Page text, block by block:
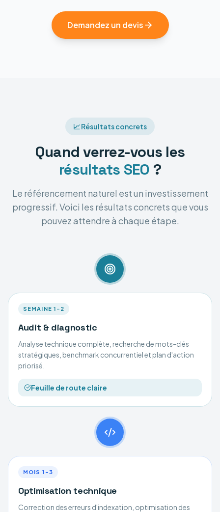
Demandez un devis
📈 Résultats concrets
Quand verrez-vous les
résultats SEO ?
Le référencement naturel est un investissement
progressif. Voici les résultats concrets que vous
pouvez attendre à chaque étape.
SEMAINE 1–2
Audit & diagnostic
Analyse technique complète, recherche de mots-clés
stratégiques, benchmark concurrentiel et plan d'action
priorisé.
Feuille de route claire
MOIS 1–3
Optimisation technique
Correction des erreurs d'indexation, optimisation des